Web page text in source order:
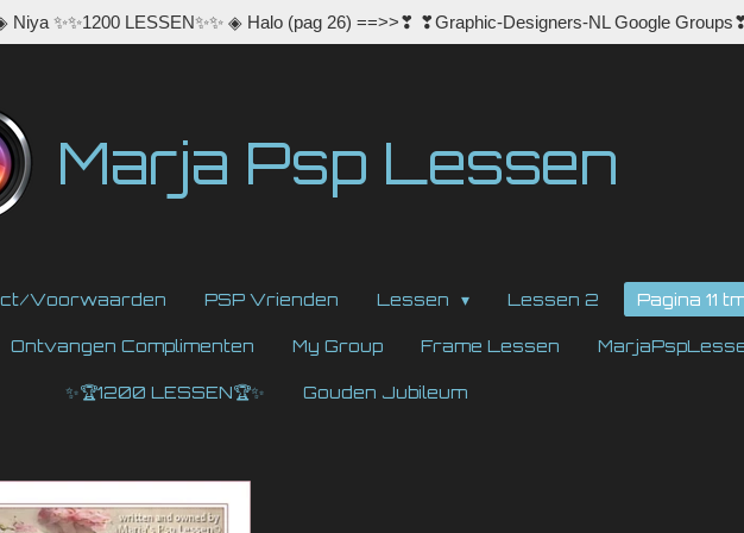
✨✨1200 LESSEN✨✨ ◈ Halo (pag 26) ==>>❣ ❣Graphic-Designers-NL Google
Marja Psp Lessen
Voorwaarden PSP Vrienden Lessen Lessen 2 Pagina 11
Ontvangen Complimenten My Group Frame Lessen
✨🏆1200 LESSEN🏆✨ Gouden Jubileum